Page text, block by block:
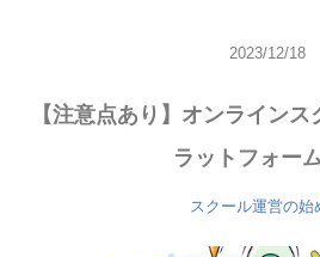
2023/12/18
【注意点あり】オンライン
ラットフォー
スクール運営の始